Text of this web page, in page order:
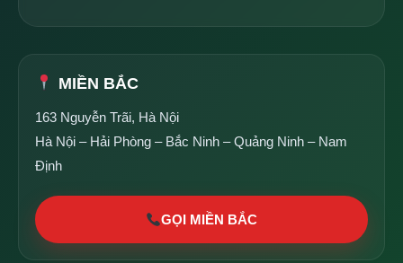
MIỀN BẮC
163 Nguyễn Trãi, Hà Nội
Hà Nội – Hải Phòng – Bắc Ninh – Quảng Ninh – Nam
Định
GỌI MIỀN BẮC